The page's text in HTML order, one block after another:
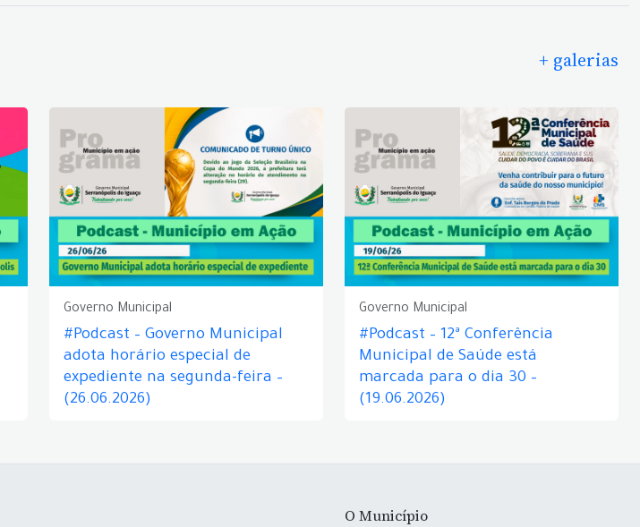
+ galerias
Governo Municipal
#Podcast – Governo Municipal
adota horário especial de
expediente na segunda-feira –
(26.06.2026)
Governo Municipal
#Podcast – 12ª Conferência
Municipal de Saúde está
marcada para o dia 30 –
(19.06.2026)
O Município